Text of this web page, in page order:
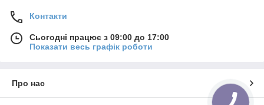
Контакти
Сьогодні працює з 09:00 до 17:00
Показати весь графік роботи
Про нас